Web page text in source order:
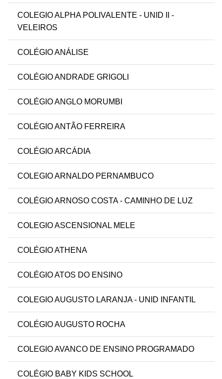
COLEGIO ALPHA POLIVALENTE - UNID II -
VELEIROS
COLÉGIO ANÁLISE
COLÉGIO ANDRADE GRIGOLI
COLÉGIO ANGLO MORUMBI
COLÉGIO ANTÃO FERREIRA
COLÉGIO ARCÁDIA
COLEGIO ARNALDO PERNAMBUCO
COLÉGIO ARNOSO COSTA - CAMINHO DE LUZ
COLEGIO ASCENSIONAL MELE
COLÉGIO ATHENA
COLÉGIO ATOS DO ENSINO
COLEGIO AUGUSTO LARANJA - UNID INFANTIL
COLÉGIO AUGUSTO ROCHA
COLEGIO AVANCO DE ENSINO PROGRAMADO
COLÉGIO BABY KIDS SCHOOL